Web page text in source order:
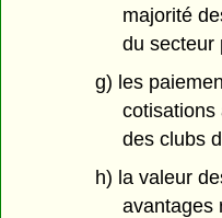
majorité
du secteur
g) les
cotisations
des clubs
h) la valeur
avantages